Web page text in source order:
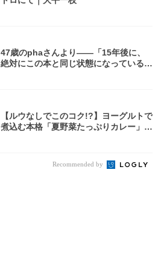
47歳のphaさんより――「15年後に、
絶対にこの本と同じ状態になっている自
【ルウなしでこのコク!?】ヨーグルトで
煮込む本格「夏野菜たっぷりカレー」作
Recommended by